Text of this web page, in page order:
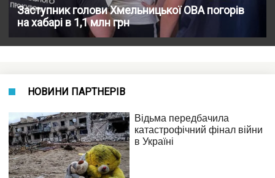
Заступник голови Хмельницької ОВА погорів
на хабарі в 1,1 млн грн
НОВИНИ ПАРТНЕРІВ